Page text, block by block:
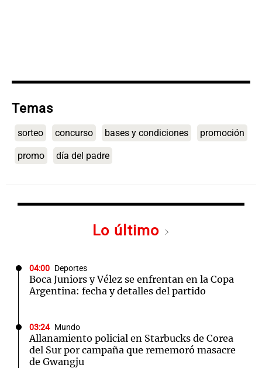
Temas
sorteo concurso bases y condiciones promoción
promo día del padre
Lo último
04:00 Deportes
Boca Juniors y Vélez se enfrentan en la Copa
Argentina: fecha y detalles del partido
03:24 Mundo
Allanamiento policial en Starbucks de Corea
del Sur por campaña que rememoró masacre
de Gwangju